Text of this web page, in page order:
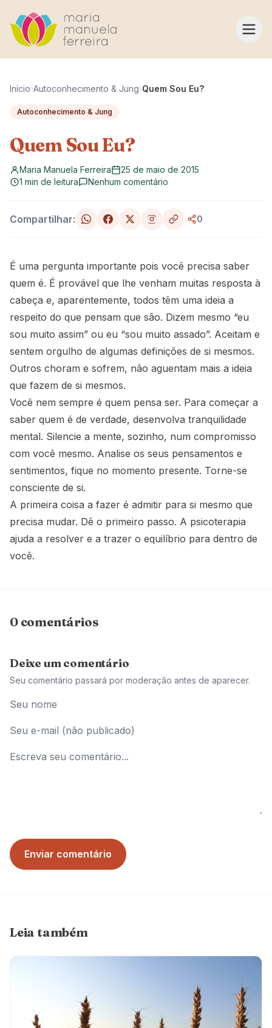
Início›Autoconhecimento & Jung›Quem Sou Eu?
Autoconhecimento & Jung
Quem Sou Eu?
Maria Manuela Ferreira
25 de maio de 2015
1 min de leitura
Nenhum comentário
Compartilhar: 0
É uma pergunta importante pois você precisa saber
quem é. É provável que lhe venham muitas resposta à
cabeça e, aparentemente, todos têm uma ideia a
respeito do que pensam que são. Dizem mesmo “eu
sou muito assim” ou eu “sou muito assado”. Aceitam e
sentem orgulho de algumas definições de si mesmos.
Outros choram e sofrem, não aguentam mais a ideia
que fazem de si mesmos.
Você nem sempre é quem pensa ser. Para começar a
saber quem é de verdade, desenvolva tranquilidade
mental. Silencie a mente, sozinho, num compromisso
com você mesmo. Analise os seus pensamentos e
sentimentos, fique no momento presente. Torne-se
consciente de si.
A primeira coisa a fazer é admitir para si mesmo que
precisa mudar. Dê o primeiro passo. A psicoterapia
ajuda a resolver e a trazer o equilíbrio para dentro de
você.
0 comentários
Deixe um comentário
Seu comentário passará por moderação antes de aparecer.
Enviar comentário
Leia também